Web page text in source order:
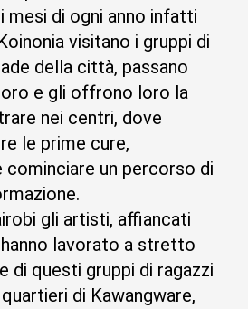
mesi di ogni anno infatti
visitano i gruppi di
della città, passano
e gli offrono loro la
nei centri, dove
le prime cure,
cominciare un percorso di
gli artisti, affiancati
lavorato a stretto
questi gruppi di ragazzi
di Kawangware,